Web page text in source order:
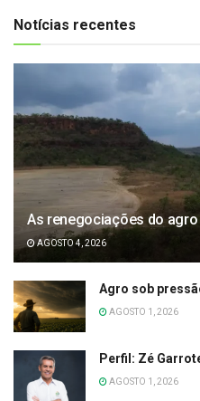
Notícias recentes
As renegociações do agro
AGOSTO 4, 2026
Agro sob
AGOSTO 1, 2026
Perfil: Zé
AGOSTO 1, 2026